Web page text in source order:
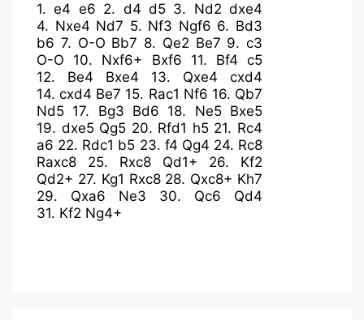
1.e4 e6 2. d4 d5 3. Nd2 dxe4
4. Nxe4 Nd7 5. Nf3 Ngf6 6. Bd3
b6 7. O-O Bb7 8. Qe2 Be7 9. c3
O-O
10. Nxf6+ Bxf6 11. Bf4
c5
12. Be4 Bxe4 13. Qxe4
cxd4
14.cxd4 Be7 15. Rac1 Nf6 16. Qb7
Nd5 17. Bg3 Bd6 18. Ne5 Bxe5
19. dxe5 Qg5 20. Rfd1 h5 21. Rc4
a6 22. Rdc1 b5 23. f4 Qg4 24. Rc8
Raxc8
25. Rxc8 Qd1+ 26. Kf2
Qd2+ 27. Kg1 Rxc8 28. Qxc8+ Kh7
29. Qxa6 Ne3 30. Qc6
Qd4
31. Kf2 Ng4+